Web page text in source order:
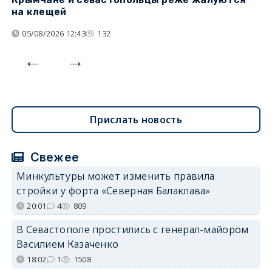
на клещей
05/08/2026 12:43 132
Прислать новость
Свежее
Минкультуры может изменить правила
стройки у форта «Северная Балаклава»
20:01 4 809
В Севастополе простились с генерал-майором
Василием Казаченко
18:02 1 1508